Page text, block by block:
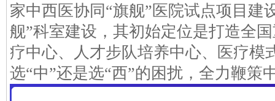
家中西医协同“旗舰”医院试点项目建
舰”科室建设，其初始定位是打造全
疗中心、人才步队培养中心、医疗模
选“中”还是选“西”的困扰，全力鞭策